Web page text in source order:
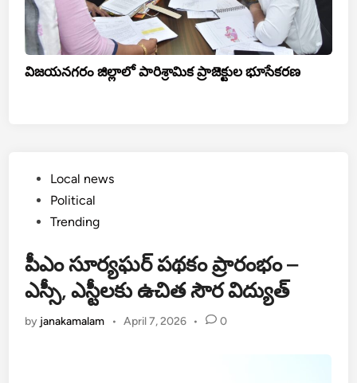
విజయనగరం జిల్లాలో పారిశ్రామిక ప్రాజెక్టుల భూసేకరణ
PostedLocal news
Political
Trending
పీఎం సూర్యఘర్ పథకం ప్రారంభం –
ఎస్సీ, ఎస్టీలకు ఉచిత సౌర విద్యుత్
by janakamalam • April 7, 2026 • 0